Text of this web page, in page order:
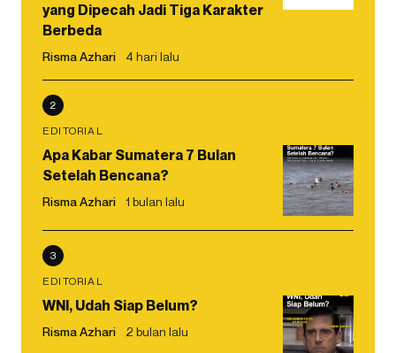
yang Dipecah Jadi Tiga Karakter
Berbeda
Risma Azhari 4 hari lalu
2
EDITORIAL
Apa Kabar Sumatera 7 Bulan
Setelah Bencana?
Risma Azhari 1 bulan lalu
3
EDITORIAL
WNI, Udah Siap Belum?
Risma Azhari 2 bulan lalu